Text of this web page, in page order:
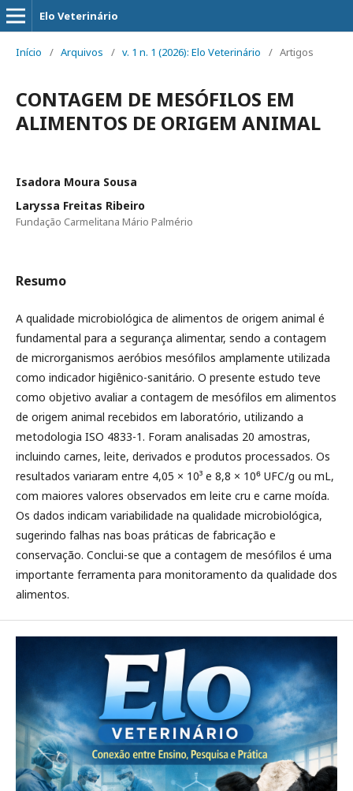
Elo Veterinário
Início / Arquivos / v. 1 n. 1 (2026): Elo Veterinário / Artigos
CONTAGEM DE MESÓFILOS EM
ALIMENTOS DE ORIGEM ANIMAL
Isadora Moura Sousa
Laryssa Freitas Ribeiro
Fundação Carmelitana Mário Palmério
Resumo
A qualidade microbiológica de alimentos de origem animal é
fundamental para a segurança alimentar, sendo a contagem
de microrganismos aeróbios mesófilos amplamente utilizada
como indicador higiênico-sanitário. O presente estudo teve
como objetivo avaliar a contagem de mesófilos em alimentos
de origem animal recebidos em laboratório, utilizando a
metodologia ISO 4833-1. Foram analisadas 20 amostras,
incluindo carnes, leite, derivados e produtos processados. Os
resultados variaram entre 4,05 × 10³ e 8,8 × 10⁶ UFC/g ou mL,
com maiores valores observados em leite cru e carne moída.
Os dados indicam variabilidade na qualidade microbiológica,
sugerindo falhas nas boas práticas de fabricação e
conservação. Conclui-se que a contagem de mesófilos é uma
importante ferramenta para monitoramento da qualidade dos
alimentos.